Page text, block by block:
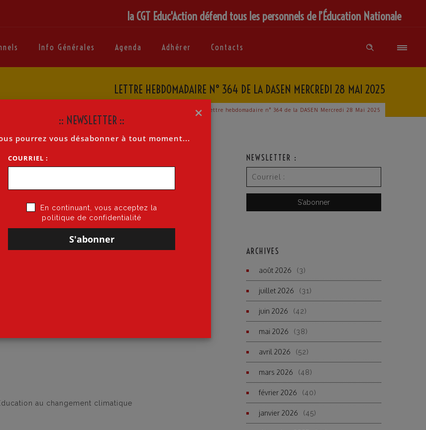
la CGT Educ'Action défend tous les personnels de l’Éducation Nationale
Info Générales Agenda Adhérer Contacts
LETTRE HEBDOMADAIRE N° 364 DE LA DASEN MERCREDI 28 MAI 2025
Accueil» Lettre hebdomadaire n° 364 de la DASEN Mercredi 28 Mai 2025
LA DASEN MERCREDI 28 MAI 2025
êtes préalablement connectés sur Esterel
au changement climatique
NEWSLETTER :
ARCHIVES
août 2026 (3)
juillet 2026 (31)
juin 2026 (42)
mai 2026 (38)
avril 2026 (52)
mars 2026 (48)
février 2026 (40)
janvier 2026 (45)
×
:: NEWSLETTER ::
pourrez vous désabonner à tout moment...
COURRIEL :
En continuant, vous acceptez la
politique de confidentialité